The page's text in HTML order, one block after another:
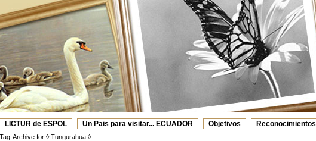
LICTUR de ESPOL Un Pais para visitar... ECUADOR Objetivos
Reconocimientos
Web's Recomendadas
Tag-Archive for ◊ Tungurahua ◊